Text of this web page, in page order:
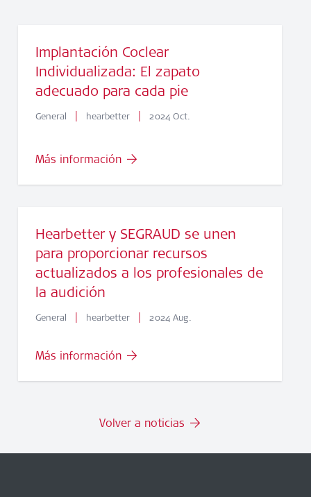
Implantación Coclear
Individualizada: El zapato
adecuado para cada pie
General | hearbetter | 2024 Oct.
Más información
Hearbetter y SEGRAUD se unen
para proporcionar recursos
actualizados a los profesionales de
la audición
General | hearbetter | 2024 Aug.
Más información
Volver a noticias